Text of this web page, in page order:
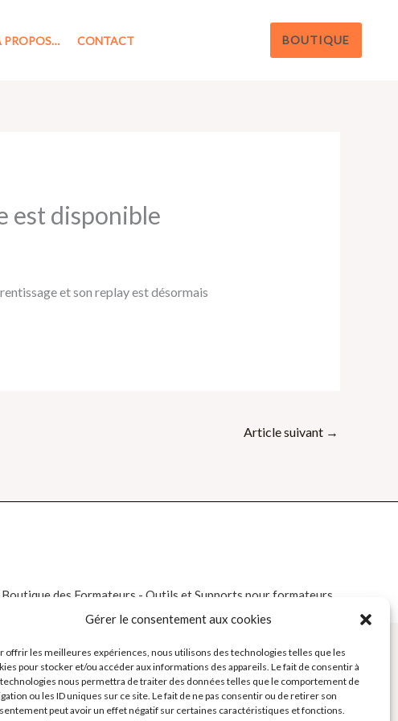
Gérer le consentement aux cookies
offrir les meilleures expériences, nous utilisons des technologies telles que les
pour stocker et/ou accéder aux informations des appareils. Le fait de consentir à
nous permettra de traiter des données telles que le comportement de
ou les ID uniques sur ce site. Le fait de ne pas consentir ou de retirer son
peut avoir un effet négatif sur certaines caractéristiques et fonctions.
PROPOS… CONTACT BOUTIQUE
est disponible
et son replay est désormais
Article suivant →
des Formateurs - Outils et Supports pour formateurs